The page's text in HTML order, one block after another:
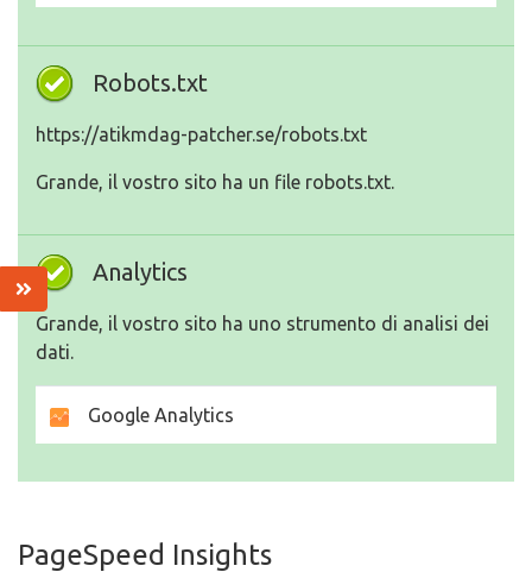
Robots.txt
https://atikmdag-patcher.se/robots.txt
Grande, il vostro sito ha un file robots.txt.
Analytics
Grande, il vostro sito ha uno strumento di analisi dei
dati.
Google Analytics
PageSpeed Insights